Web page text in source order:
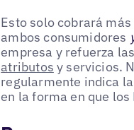
Esto solo cobrará
ambos consumidores
empresa y refuerza
atributos y servicios.
regularmente indica
en la forma en que